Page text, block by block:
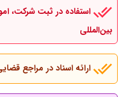
استفاده در ثبت شرکت،
بین‌المللی
ارائه اسناد در مراجع